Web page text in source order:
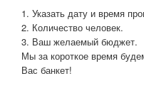
1. Указать дату и время
2. Количество человек.
3. Ваш желаемый бюджет.
Мы за короткое время
Вас банкет!